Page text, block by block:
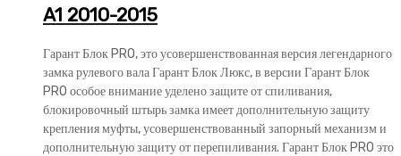
A1 2010-2015
Гарант Блок PRO, это усовершенствованная версия легендарного
замка рулевого вала Гарант Блок Люкс, в версии Гарант Блок
PRO особое внимание уделено защите от спиливания,
блокировочный штырь замка имеет дополнительную защиту
крепления муфты, усовершенствованный запорный механизм и
дополнительную защиту от перепиливания. Гарант Блок PRO это